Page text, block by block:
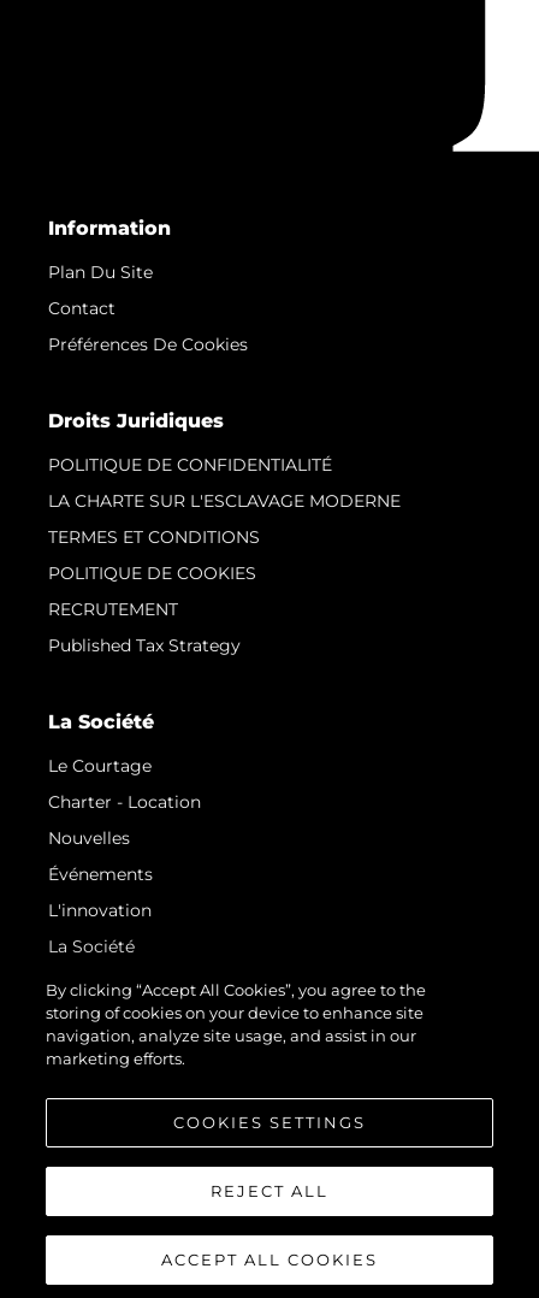
Information
Plan Du Site
Contact
Préférences De Cookies
Droits Juridiques
POLITIQUE DE CONFIDENTIALITÉ
LA CHARTE SUR L'ESCLAVAGE MODERNE
TERMES ET CONDITIONS
POLITIQUE DE COOKIES
RECRUTEMENT
Published Tax Strategy
La Société
Le Courtage
Charter - Location
Nouvelles
Événements
L'innovation
La Société
Notre Équipe
Style De Vie
Notre Héritage
© 2026 Sunseeker London Group.Tous les droits sont réservés.
By clicking “Accept All Cookies”, you agree to the
storing of cookies on your device to enhance site
navigation, analyze site usage, and assist in our
marketing efforts.
COOKIES SETTINGS
REJECT ALL
ACCEPT ALL COOKIES